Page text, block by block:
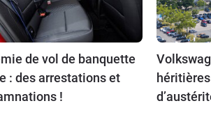
de vol de banquette
: des arrestations et
!